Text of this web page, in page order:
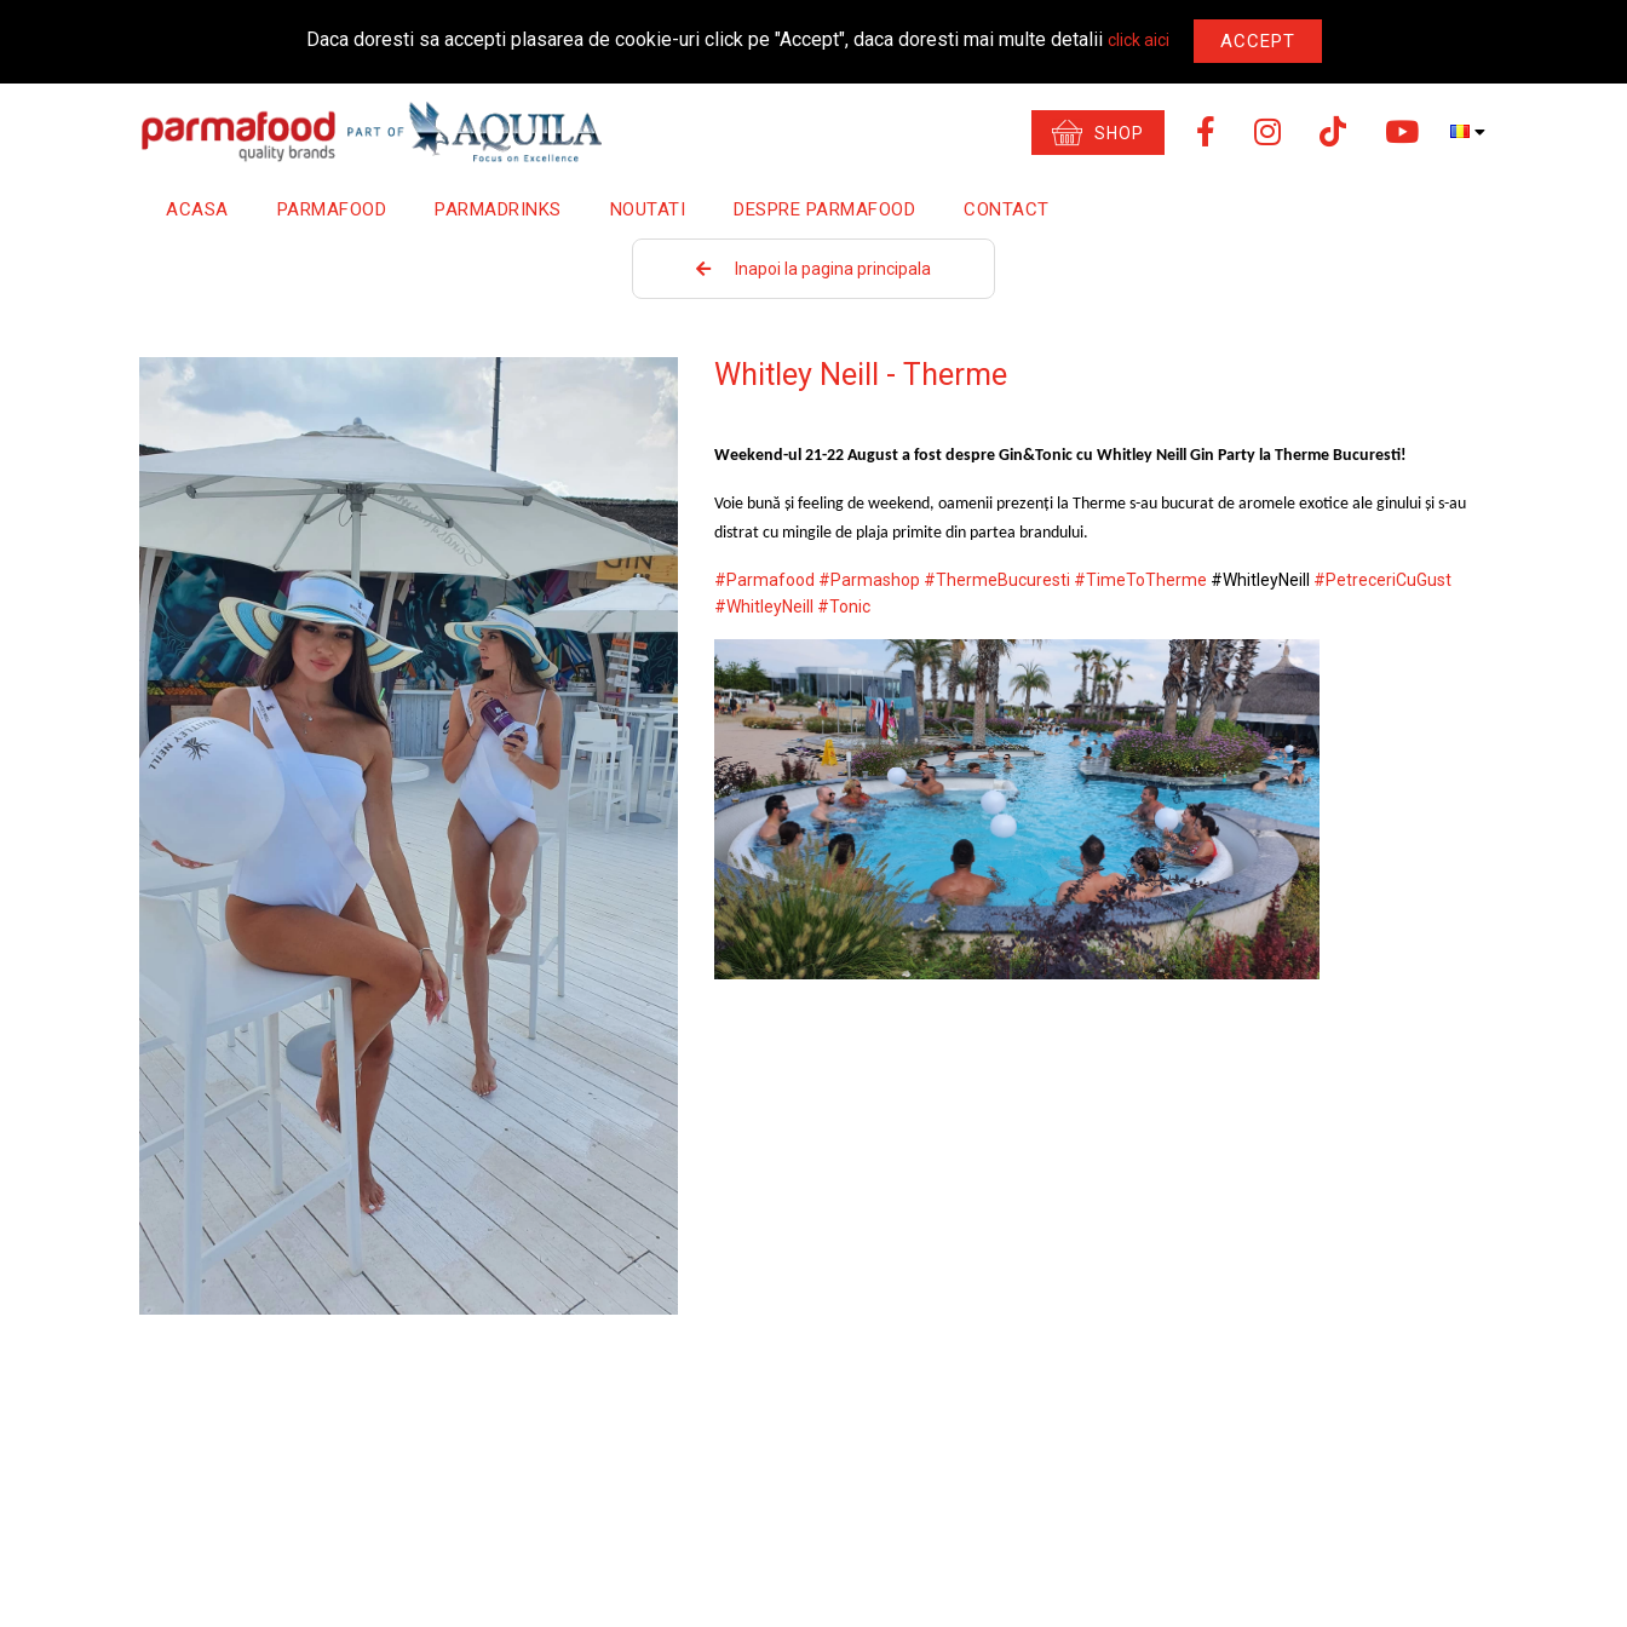
Daca doresti sa accepti plasarea de cookie-uri click pe "Accept", daca doresti mai multe detalii click aici ACCEPT
SHOP
ACASA PARMAFOOD PARMADRINKS NOUTATI DESPRE PARMAFOOD CONTACT
Inapoi la pagina principala
Whitley Neill - Therme
Weekend-ul 21-22 August a fost despre Gin&Tonic cu Whitley Neill Gin Party la Therme Bucuresti!
Voie bună și feeling de weekend, oamenii prezenți la Therme s-au bucurat de aromele exotice ale ginului și s-au
distrat cu mingile de plaja primite din partea brandului.
#Parmafood #Parmashop #ThermeBucuresti #TimeToTherme #WhitleyNeill #PetreceriCuGust
#WhitleyNeill
#Tonic